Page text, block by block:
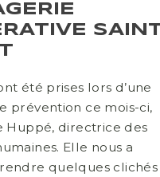
été prises lors d’une
prévention ce mois-ci,
Huppé, directrice des
Elle nous a
quelques clichés